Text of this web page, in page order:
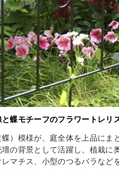
蝶モチーフのフラワートレリ
）模様が、庭全体を上品にま
の背景として活躍し、植栽に
マチス、小型のつるバラなど